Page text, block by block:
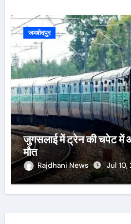
जमशेदपुर
जुगसलाई में ट्रेन की चपेट में
मौत
Rajdhani News Jul 10,